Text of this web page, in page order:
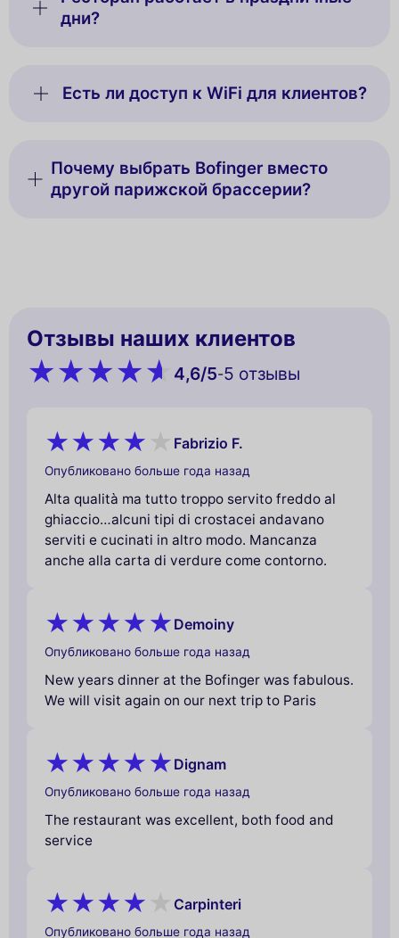
дни?
Есть ли доступ к WiFi для клиентов?
Почему выбрать Bofinger вместо
другой парижской брассерии?
Отзывы наших клиентов
4,6/5-5 oтзывы
Fabrizio F.
Опубликовано больше года назад
Alta qualità ma tutto troppo servito freddo al
ghiaccio…alcuni tipi di crostacei andavano
serviti e cucinati in altro modo. Mancanza
anche alla carta di verdure come contorno.
Demoiny
Опубликовано больше года назад
New years dinner at the Bofinger was fabulous.
We will visit again on our next trip to Paris
Dignam
Опубликовано больше года назад
The restaurant was excellent, both food and
service
Carpinteri
Опубликовано больше года назад